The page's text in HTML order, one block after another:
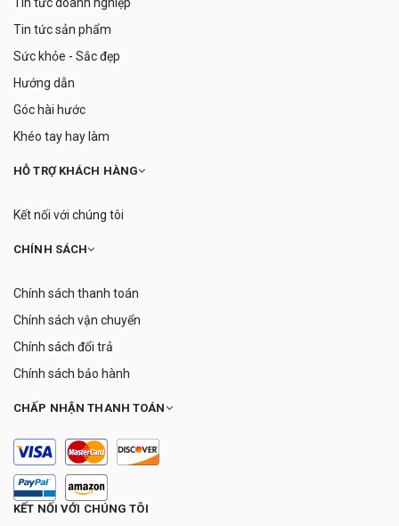
Tin tức sản phẩm
Sức khỏe - Sắc đẹp
Hướng dẫn
Góc hài hước
Khéo tay hay làm
HỖ TRỢ KHÁCH HÀNG
Kết nối với chúng tôi
CHÍNH SÁCH
Chính sách thanh toán
Chính sách vận chuyển
Chính sách đổi trả
Chính sách bảo hành
CHẤP NHẬN THANH TOÁN
KẾT NỐI VỚI CHÚNG TÔI